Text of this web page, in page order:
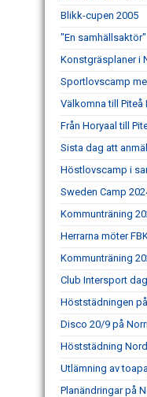
Blikk-cupen 2005
"En samhällsaktör"
Konstgräsplaner i
Sportlovscamp
Välkomna till Piteå
Från Horyaal till
Sista dag att
Höstlovscamp i
Sweden Camp
Kommunträning
Herrarna möter
Kommunträning
Club Intersport
Höststädningen
Disco 20/9 på
Höststädning
Utlämning av
Planändringar på